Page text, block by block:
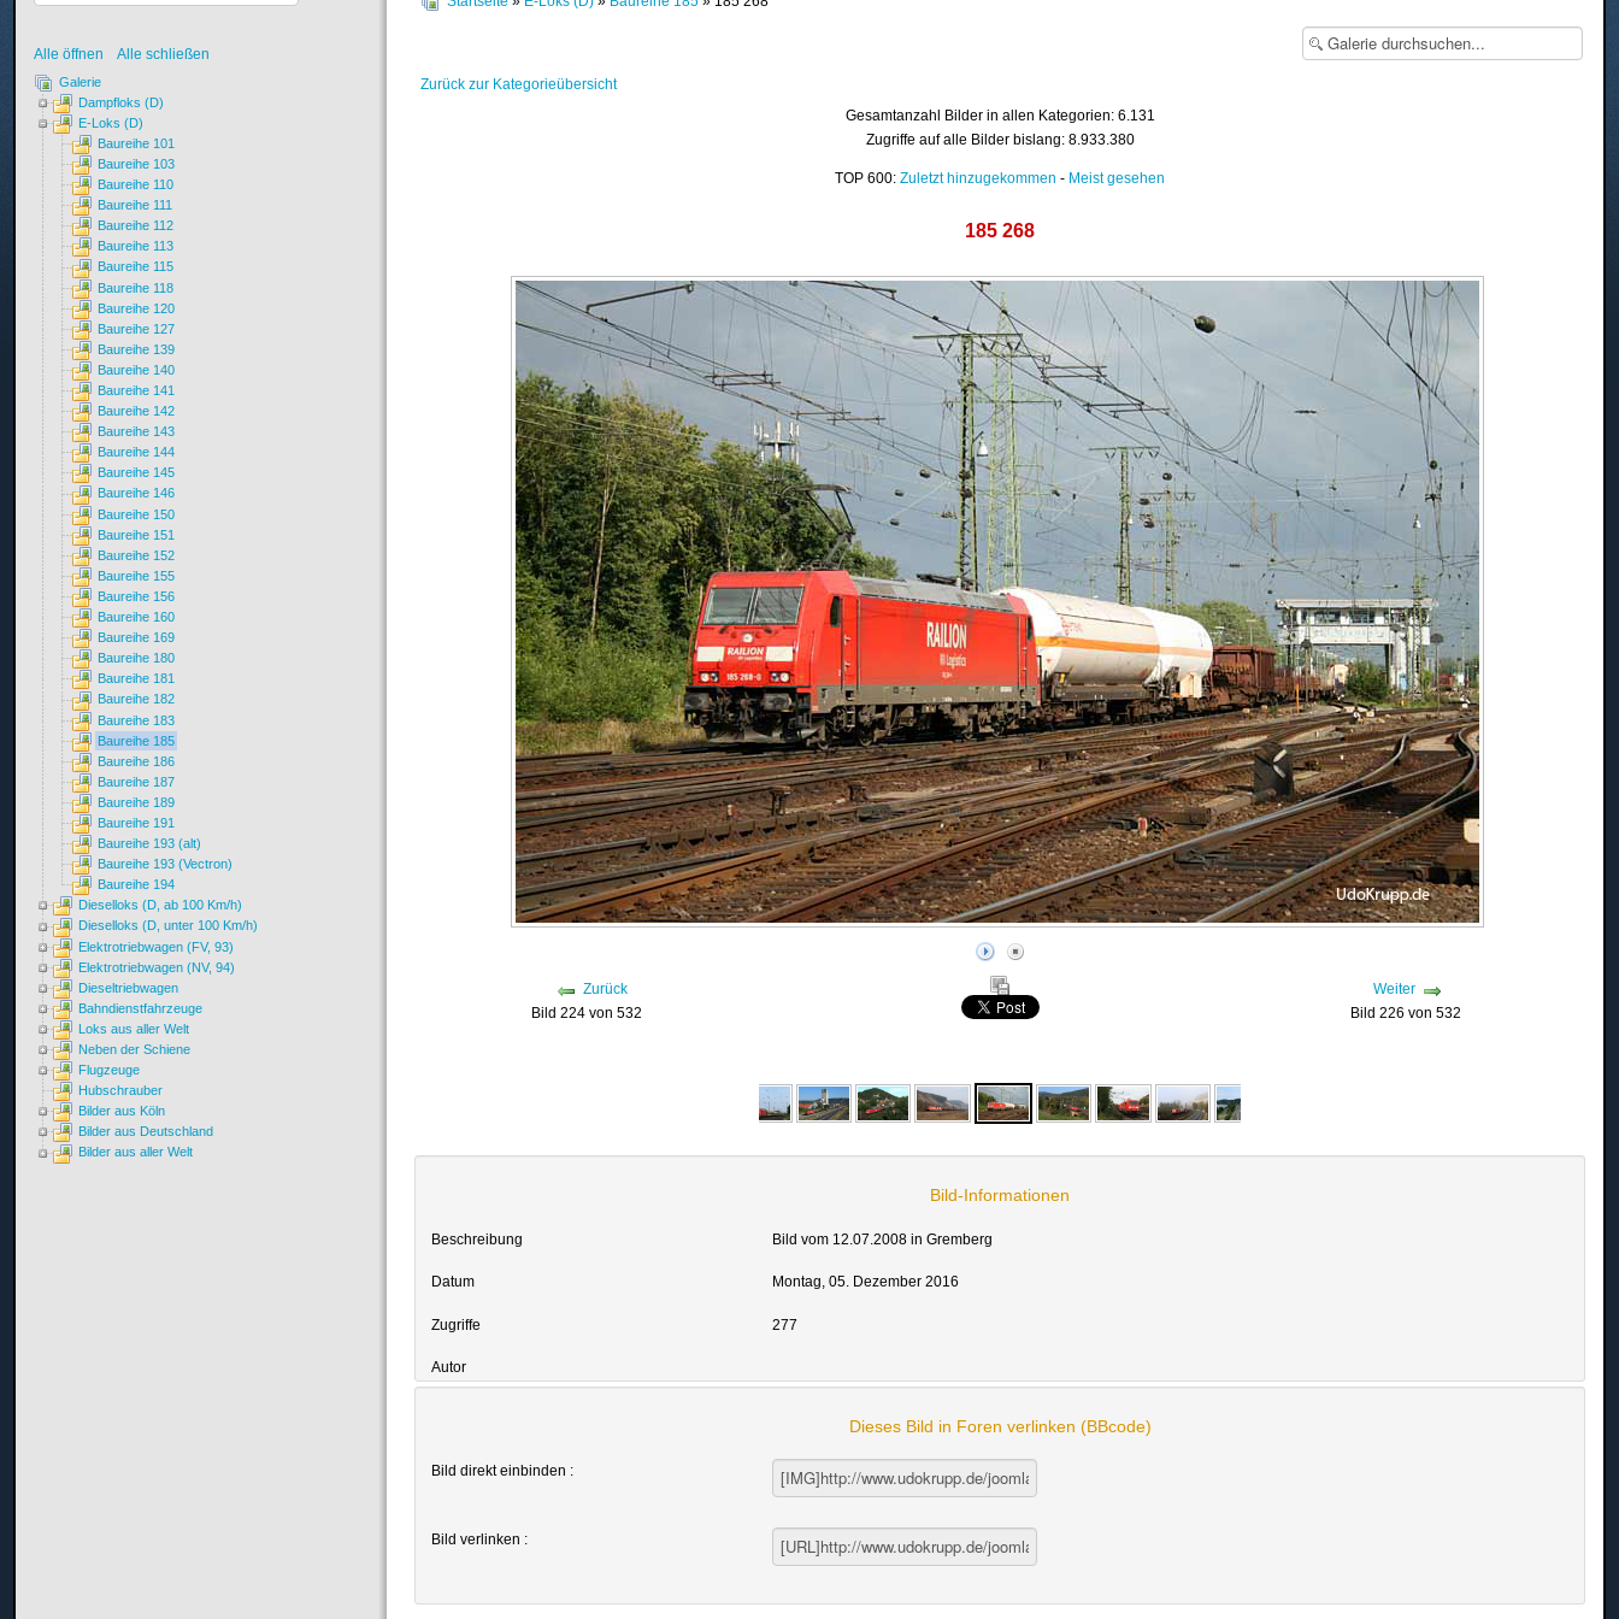
Zurück zur Kategorieübersicht
Gesamtanzahl Bilder in allen Kategorien: 6.131
Zugriffe auf alle Bilder bislang: 8.933.380
TOP 600:Zuletzt hinzugekommen - Meist gesehen
185 268
Zurück
Bild 224 von 532
Weiter
Bild 226 von 532
Bild-Informationen
Beschreibung Bild vom 12.07.2008 in Gremberg
Datum Montag, 05. Dezember 2016
Zugriffe 277
Autor
Dieses Bild in Foren verlinken (BBcode)
Bild direkt einbinden :
Bild verlinken :
Alle öffnen Alle schließen
Galerie
Dampfloks (D)
E-Loks (D)
Baureihe 101
Baureihe 103
Baureihe 110
Baureihe 111
Baureihe 112
Baureihe 113
Baureihe 115
Baureihe 118
Baureihe 120
Baureihe 127
Baureihe 139
Baureihe 140
Baureihe 141
Baureihe 142
Baureihe 143
Baureihe 144
Baureihe 145
Baureihe 146
Baureihe 150
Baureihe 151
Baureihe 152
Baureihe 155
Baureihe 156
Baureihe 160
Baureihe 169
Baureihe 180
Baureihe 181
Baureihe 182
Baureihe 183
Baureihe 185
Baureihe 186
Baureihe 187
Baureihe 189
Baureihe 191
Baureihe 193 (alt)
Baureihe 193 (Vectron)
Baureihe 194
Dieselloks (D, ab 100 Km/h)
Dieselloks (D, unter 100 Km/h)
Elektrotriebwagen (FV, 93)
Elektrotriebwagen (NV, 94)
Dieseltriebwagen
Bahndienstfahrzeuge
Loks aus aller Welt
Neben der Schiene
Flugzeuge
Hubschrauber
Bilder aus Köln
Bilder aus Deutschland
Bilder aus aller Welt